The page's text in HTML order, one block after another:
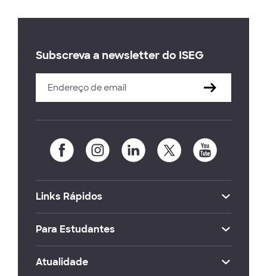
Subscreva a newsletter do ISEG
Links Rápidos
Para Estudantes
Atualidade